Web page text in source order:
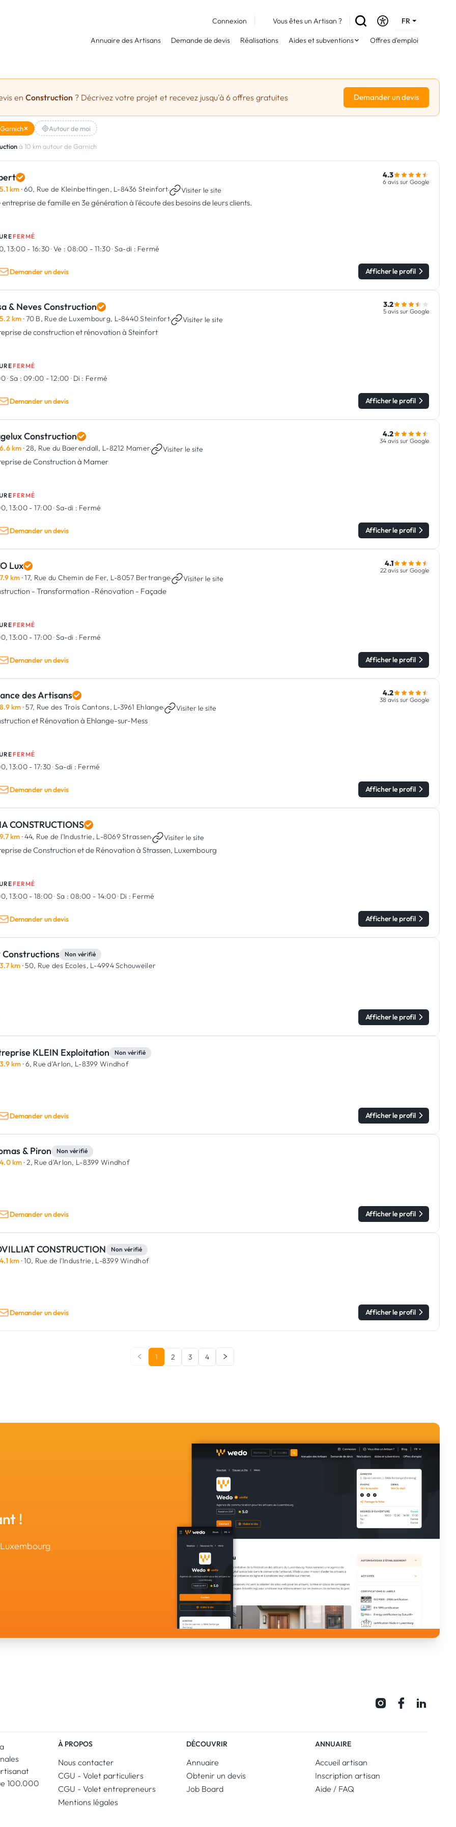
Connexion Vous êtes un Artisan ?
FR
Annuaire des Artisans Demande de devis Réalisations Aides et subventions Offres d'emploi
en Construction ? Décrivez votre projet et recevez jusqu'à 6 offres gratuites Demander un devis
Garnich Autour de moi
à 10 km autour de Garnich
5.1 km · 60, Rue de Kleinbettingen, L-8436 Steinfort· Visiter le site
entreprise de famille en 3e génération à l'écoute des besoins de leurs clients.
4.3
6 avis sur Google
FERMÉ
13:00 - 16:30·Ve : 08:00 - 11:30·Sa-di : Fermé
Demander un devis Afficher le profil
& Neves Construction
5.2 km · 70 B, Rue de Luxembourg, L-8440 Steinfort· Visiter le site
de construction et rénovation à Steinfort
3.2
5 avis sur Google
FERMÉ
·Sa : 09:00 - 12:00· Di : Fermé
Demander un devis Afficher le profil
Construction
6.6 km · 28, Rue du Baerendall, L-8212 Mamer· Visiter le site
de Construction à Mamer
4.2
34 avis sur Google
FERMÉ
13:00 - 17:00·Sa-di : Fermé
Demander un devis Afficher le profil
Lux
7.9 km · 17, Rue du Chemin de Fer, L-8057 Bertrange· Visiter le site
- Transformation -Rénovation - Façade
4.1
22 avis sur Google
FERMÉ
13:00 - 17:00·Sa-di : Fermé
Demander un devis Afficher le profil
des Artisans
8.9 km · 57, Rue des Trois Cantons, L-3961 Ehlange· Visiter le site
et Rénovation à Ehlange-sur-Mess
4.2
38 avis sur Google
FERMÉ
13:00 - 17:30·Sa-di : Fermé
Demander un devis Afficher le profil
CONSTRUCTIONS
9.7 km · 44, Rue de l'Industrie, L-8069 Strassen· Visiter le site
de Construction et de Rénovation à Strassen, Luxembourg
FERMÉ
13:00 - 18:00·Sa : 08:00 - 14:00· Di : Fermé
Demander un devis Afficher le profil
Constructions Non vérifié
3.7 km · 50, Rue des Ecoles, L-4994 Schouweiler
Afficher le profil
KLEIN Exploitation Non vérifié
3.9 km · 6, Rue d'Arlon, L-8399 Windhof
Demander un devis Afficher le profil
& Piron Non vérifié
4.0 km · 2, Rue d'Arlon, L-8399 Windhof
Demander un devis Afficher le profil
CONSTRUCTION Non vérifié
4.1 km · 10, Rue de l'Industrie, L-8399 Windhof
Demander un devis Afficher le profil
1 2 3 4
!
100.000
À PROPOS
Nous contacter
CGU - Volet particuliers
CGU - Volet entrepreneurs
Mentions légales
DÉCOUVRIR
Annuaire
Obtenir un devis
Job Board
ANNUAIRE
Accueil artisan
Inscription artisan
Aide / FAQ